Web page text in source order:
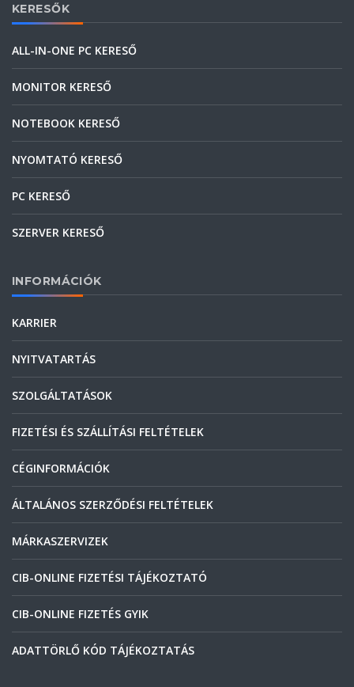
KERESŐK
ALL-IN-ONE PC KERESŐ
MONITOR KERESŐ
NOTEBOOK KERESŐ
NYOMTATÓ KERESŐ
PC KERESŐ
SZERVER KERESŐ
INFORMÁCIÓK
KARRIER
NYITVATARTÁS
SZOLGÁLTATÁSOK
FIZETÉSI ÉS SZÁLLÍTÁSI FELTÉTELEK
CÉGINFORMÁCIÓK
ÁLTALÁNOS SZERZŐDÉSI FELTÉTELEK
MÁRKASZERVIZEK
CIB-ONLINE FIZETÉSI TÁJÉKOZTATÓ
CIB-ONLINE FIZETÉS GYIK
ADATTÖRLŐ KÓD TÁJÉKOZTATÁS